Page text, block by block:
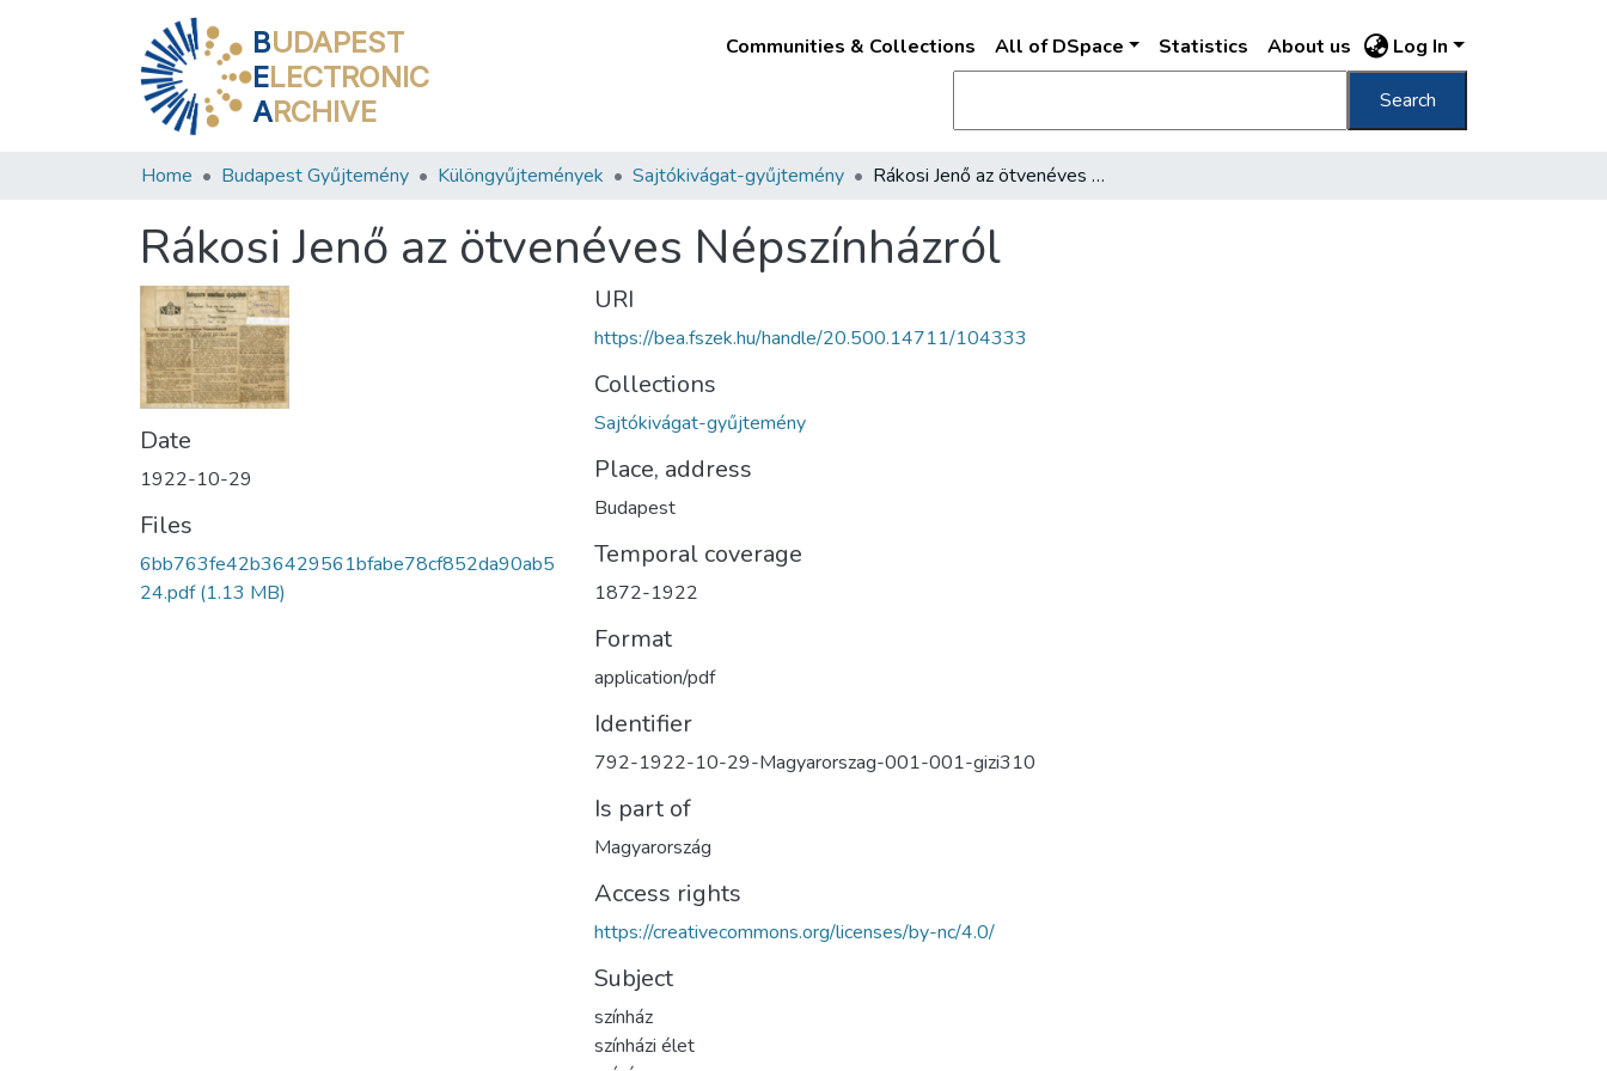
BUDAPEST
ELECTRONIC
ARCHIVE
Communities & Collections All of DSpace Statistics About us Log In
Search
Home Budapest Gyűjtemény Különgyűjtemények Sajtókivágat-gyűjtemény Rákosi Jenő az ötvenéves Népszínházról
Rákosi Jenő az ötvenéves Népszínházról
Date
1922-10-29
Files
6bb763fe42b36429561bfabe78cf852da90ab5
24.pdf(1.13 MB)
URI
https://bea.fszek.hu/handle/20.500.14711/104333
Collections
Sajtókivágat-gyűjtemény
Place, address
Budapest
Temporal coverage
1872-1922
Format
application/pdf
Identifier
792-1922-10-29-Magyarorszag-001-001-gizi310
Is part of
Magyarország
Access rights
https://creativecommons.org/licenses/by-nc/4.0/
Subject
színház
színházi élet